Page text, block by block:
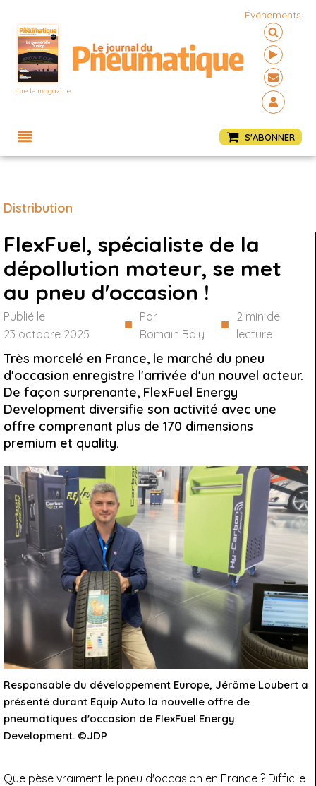
Lire le magazine
Événements
S'ABONNER
Distribution
FlexFuel, spécialiste de la
dépollution moteur, se met
au pneu d'occasion !
Publié le
23 octobre 2025
■ Par
Romain Baly
■ 2 min de
lecture
Très morcelé en France, le marché du pneu
d'occasion enregistre l'arrivée d'un nouvel acteur.
De façon surprenante, FlexFuel Energy
Development diversifie son activité avec une
offre comprenant plus de 170 dimensions
premium et quality.
Responsable du développement Europe, Jérôme Loubert a
présenté durant Equip Auto la nouvelle offre de
pneumatiques d'occasion de FlexFuel Energy
Development. ©JDP
Que pèse vraiment le pneu d'occasion en France ? Difficile